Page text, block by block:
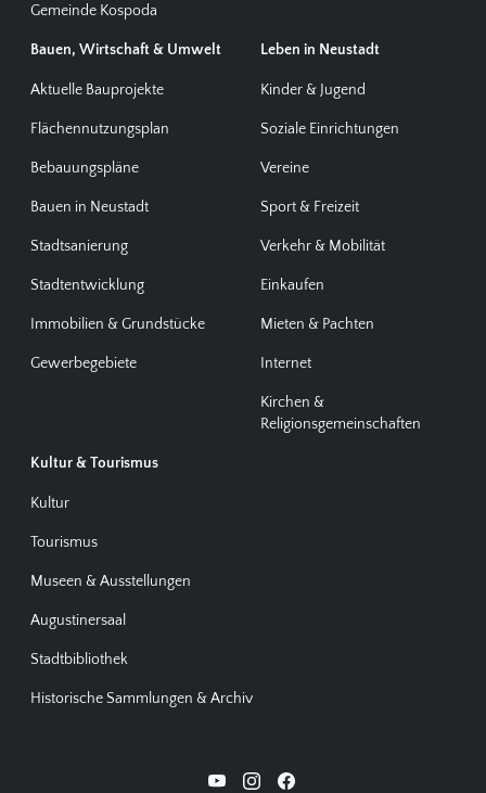
Gemeinde Kospoda
Bauen, Wirtschaft & Umwelt
Aktuelle Bauprojekte
Flächennutzungsplan
Bebauungspläne
Bauen in Neustadt
Stadtsanierung
Stadtentwicklung
Immobilien & Grundstücke
Gewerbegebiete
Leben in Neustadt
Kinder & Jugend
Soziale Einrichtungen
Vereine
Sport & Freizeit
Verkehr & Mobilität
Einkaufen
Mieten & Pachten
Internet
Kirchen &
Religionsgemeinschaften
Kultur & Tourismus
Kultur
Tourismus
Museen & Ausstellungen
Augustinersaal
Stadtbibliothek
Historische Sammlungen & Archiv